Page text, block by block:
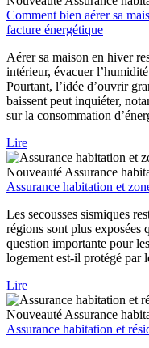
Comment bien aérer sa
facture énergétique
Aérer sa maison en hiver
intérieur, évacuer
Pourtant, l’idée d’ouvrir
baissent peut inquiéter,
sur la consommation
Lire
Nouveauté Assurance
Assurance habitation et
Les secousses sismiques
régions sont plus exposées
question importante pour
logement est-il protégé par
Lire
Nouveauté Assurance
Assurance habitation et